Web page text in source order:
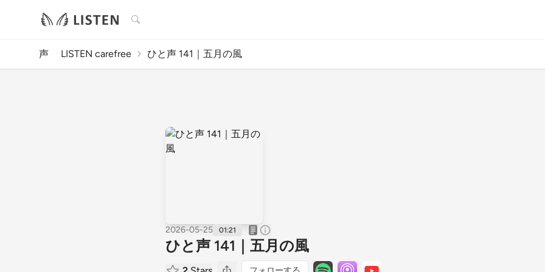
検索
声 LISTEN carefree ひと声 141｜五月の風
2026-05-25 01:21
ひと声 141｜五月の風